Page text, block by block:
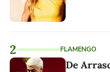
2 FLAMENGO
De